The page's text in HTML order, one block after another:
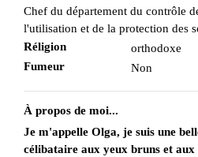
Chef du département du contrôle
l'utilisation et de la protection des
Réligion
orthodoxe
Fumeur
Non
À propos de moi...
Je m'appelle Olga, je suis une
célibataire aux yeux bruns et aux